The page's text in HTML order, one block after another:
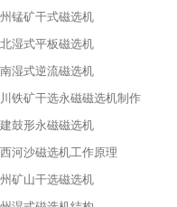
锰矿干式磁选机
湿式平板磁选机
湿式逆流磁选机
铁矿干选永磁磁选机制作
鼓形永磁磁选机
河沙磁选机工作原理
矿山干选磁选机